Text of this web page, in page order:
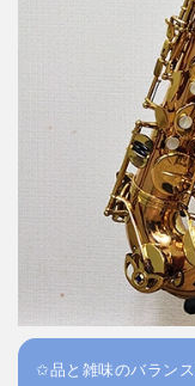
✩品と雑味のバラン